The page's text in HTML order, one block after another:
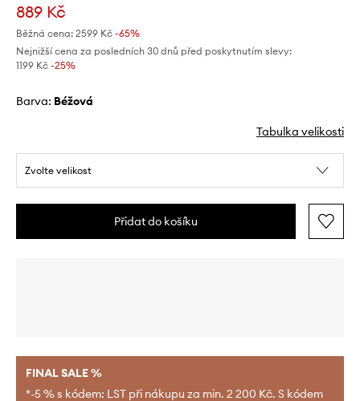
889 Kč
Běžná cena: 2599 Kč -65%
Nejnižší cena za posledních 30 dnů před poskytnutím slevy:
1199 Kč -25%
Barva: béžová
Tabulka velikosti
Zvolte velikost
Přidat do košíku
FINAL SALE %
*-5 % s kódem: LST při nákupu za min. 2 200 Kč. S kódem